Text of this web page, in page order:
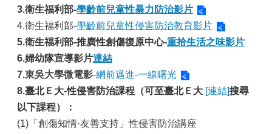
3.衛生福利部-學齡前兒童性暴力防治影片
4.衛生福利部-學齡前兒童性侵害防治教育影片
5.衛生福利部-推廣性創傷復原中心-重拾生活之味影片
6.婦幼隊宣導影片連結
7.東吳大學微電影-網前邁進-一線曙光
8.臺北Ｅ大-性侵害防治課程（可至臺北Ｅ大 [連結]搜尋
以下課程）：
(1)「創傷知情·友善支持」性侵害防治講座